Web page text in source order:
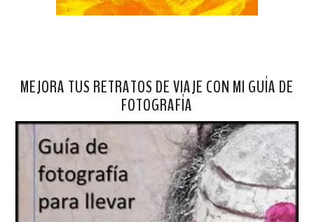
MEJORA TUS RETRATOS DE VIAJE CON MI GUÍA DE
FOTOGRAFÍA